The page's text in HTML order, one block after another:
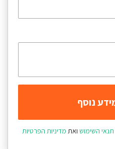
תנאי השימוש ואת מדיניות הפרטיות